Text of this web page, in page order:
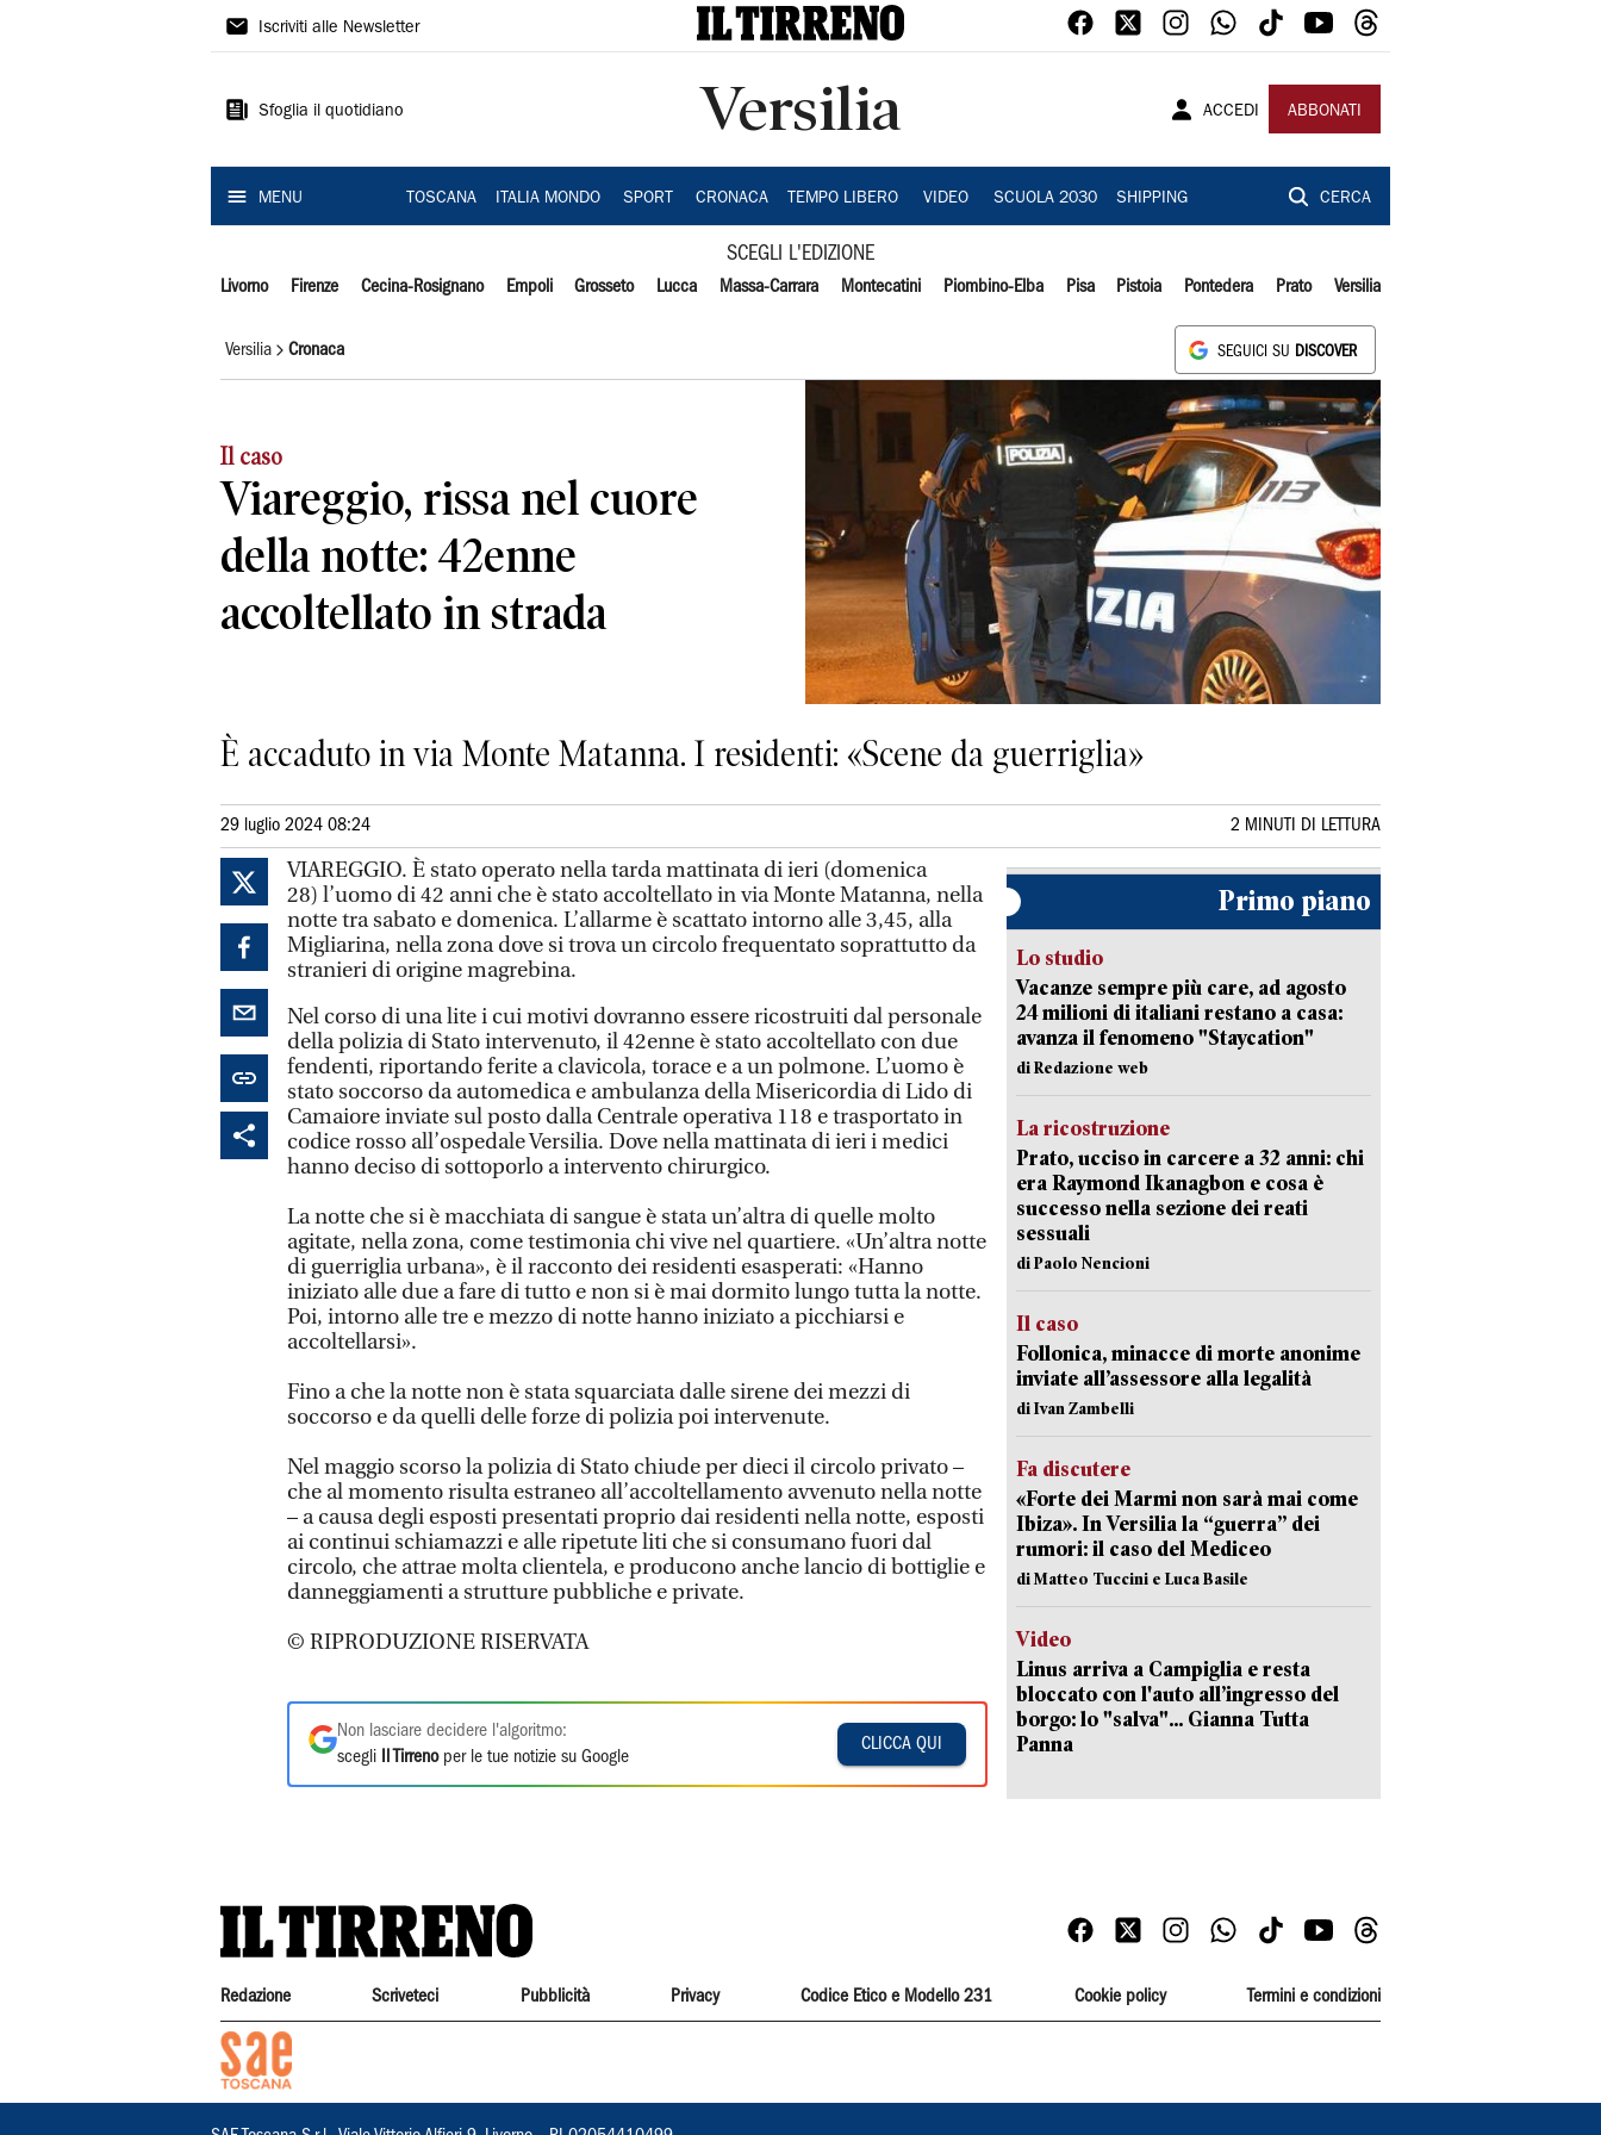
Il
Iscriviti alle Newsletter
Sfoglia il quotidiano Versilia ACCEDI ABBONATI
MENU TOSCANA ITALIA MONDO SPORT CRONACA TEMPO LIBERO VIDEO SCUOLA 2030 SHIPPING CERCA
SCEGLI L'EDIZIONE
Livorno Firenze Cecina-Rosignano Empoli Grosseto Lucca Massa-Carrara Montecatini Piombino-Elba Pisa Pistoia Pontedera Prato Versilia
Versilia Cronaca SEGUICI SU DISCOVER
Il caso
Viareggio, rissa nel cuore
della notte: 42enne
accoltellato in strada
È accaduto in via Monte Matanna. I residenti: «Scene da guerriglia»
29 luglio 2024 08:24 2 MINUTI DI LETTURA
VIAREGGIO. È stato operato nella tarda mattinata di ieri (domenica
28) l’uomo di 42 anni che è stato accoltellato in via Monte Matanna, nella
notte tra sabato e domenica. L’allarme è scattato intorno alle 3,45, alla
Migliarina, nella zona dove si trova un circolo frequentato soprattutto da
stranieri di origine magrebina.
Nel corso di una lite i cui motivi dovranno essere ricostruiti dal personale
della polizia di Stato intervenuto, il 42enne è stato accoltellato con due
fendenti, riportando ferite a clavicola, torace e a un polmone. L’uomo è
stato soccorso da automedica e ambulanza della Misericordia di Lido di
Camaiore inviate sul posto dalla Centrale operativa 118 e trasportato in
codice rosso all’ospedale Versilia. Dove nella mattinata di ieri i medici
hanno deciso di sottoporlo a intervento chirurgico.
La notte che si è macchiata di sangue è stata un’altra di quelle molto
agitate, nella zona, come testimonia chi vive nel quartiere. «Un’altra notte
di guerriglia urbana», è il racconto dei residenti esasperati: «Hanno
iniziato alle due a fare di tutto e non si è mai dormito lungo tutta la notte.
Poi, intorno alle tre e mezzo di notte hanno iniziato a picchiarsi e
accoltellarsi».
Fino a che la notte non è stata squarciata dalle sirene dei mezzi di
soccorso e da quelli delle forze di polizia poi intervenute.
Nel maggio scorso la polizia di Stato chiude per dieci il circolo privato –
che al momento risulta estraneo all’accoltellamento avvenuto nella notte
– a causa degli esposti presentati proprio dai residenti nella notte, esposti
ai continui schiamazzi e alle ripetute liti che si consumano fuori dal
circolo, che attrae molta clientela, e producono anche lancio di bottiglie e
danneggiamenti a strutture pubbliche e private.
© RIPRODUZIONE RISERVATA
Non lasciare decidere l'algoritmo:
scegli
Il Tirrenoper le tue notizie su Google
CLICCA QUI
Primo piano
Lo studio
Vacanze sempre più care, ad agosto
24 milioni di italiani restano a casa:
avanza il fenomeno "Staycation"
di Redazione web
La ricostruzione
Prato, ucciso in carcere a 32 anni: chi
era Raymond Ikanagbon e cosa è
successo nella sezione dei reati
sessuali
di Paolo Nencioni
Il caso
Follonica, minacce di morte anonime
inviate all’assessore alla legalità
di Ivan Zambelli
Fa discutere
«Forte dei Marmi non sarà mai come
Ibiza». In Versilia la “guerra” dei
rumori: il caso del Mediceo
di Matteo Tuccini e Luca Basile
Video
Linus arriva a Campiglia e resta
bloccato con l'auto all’ingresso del
borgo: lo "salva"... Gianna Tutta
Panna
Redazione Scriveteci Pubblicità Privacy Codice Etico e Modello 231 Cookie policy Termini e condizioni